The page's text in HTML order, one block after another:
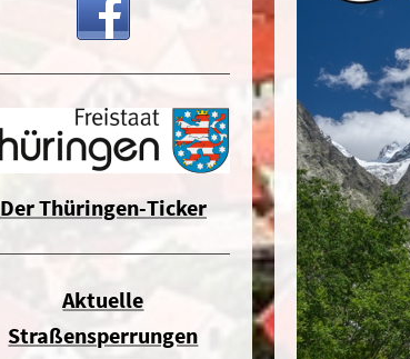
Der Thüringen-Ticker
Aktuelle
Straßensperrungen